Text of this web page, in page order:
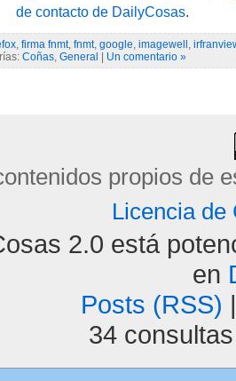
de contacto de DailyCosas.
, firma fnmt, fnmt, google, imagewell ,
Coñas, General Un comentario »
propios de
Licencia de
2.0 está
en
Posts (RSS)
34